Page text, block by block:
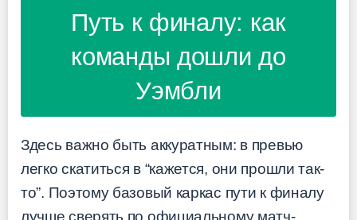
Путь к финалу: как
команды дошли до
Уэмбли
Здесь важно быть аккуратным: в превью
легко скатиться в “кажется, они прошли так-
то”. Поэтому базовый каркас пути к финалу